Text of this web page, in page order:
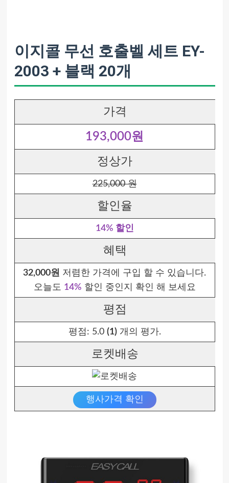
이지콜 무선 호출벨 세트 EY-
2003 + 블랙 20개
가격
193,000원
정상가
225,000 원
할인율
14% 할인
혜택
32,000원 저렴한 가격에 구입 할 수 있습니다.
오늘도 14% 할인 중인지 확인 해 보세요
평점
평점: 5.0 (1)개의 평가.
로켓배송
행사가격 확인